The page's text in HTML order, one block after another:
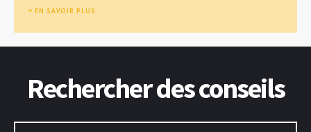
EN SAVOIR PLUS
Rechercher des conseils